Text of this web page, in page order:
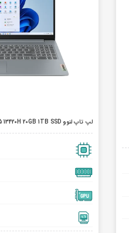
لپ تاپ لنوو IdeaPad Slim 3 15irh10 i5 13420H 20GB 1TB SSD